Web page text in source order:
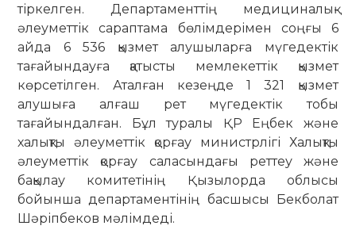
тіркелген. Департаменттің медициналық-
әлеуметтік сараптама бөлімдерімен соңғы 6
айда 6 536 қызмет алушыларға мүгедектік
тағайындауға қатысты мемлекеттік қызмет
көрсетілген. Аталған кезеңде 1 321 қызмет
алушыға алғаш рет мүгедектік тобы
тағайындалған. Бұл туралы ҚР Еңбек және
халықты әлеуметтік қорғау министрлігі Халықты
әлеуметтік қорғау саласындағы реттеу және
бақылау комитетінің Қызылорда облысы
бойынша департаментінің басшысы Бекболат
Шәріпбеков мәлімдеді.